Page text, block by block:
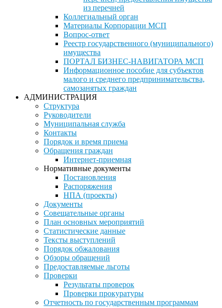
из перечней
Коллегиальный орган
Материалы Корпорации МСП
Вопрос-ответ
Реестр государственного (муниципального)
имущества
ПОРТАЛ БИЗНЕС-НАВИГАТОРА МСП
Информационное пособие для субъектов
малого и среднего предпринимательства,
самозанятых граждан
АДМИНИСТРАЦИЯ
Структура
Руководители
Муниципальная служба
Контакты
Порядок и время приема
Обращения граждан
Интернет-приемная
Нормативные документы
Постановления
Распоряжения
НПА (проекты)
Документы
Совещательные органы
План основных мероприятий
Статистические данные
Тексты выступлений
Порядок обжалования
Обзоры обращений
Предоставляемые льготы
Проверки
Результаты проверок
Проверки прокуратуры
Отчетность по государственным программам